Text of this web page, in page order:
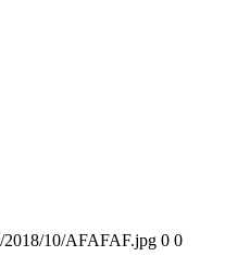
2018/10/AFAFAF.jpg 0 0